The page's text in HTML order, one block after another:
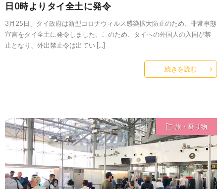
日0時よりタイ全土に発令
3月25日、タイ政府は新型コロナウィルス感染拡大防止のため、非常事態
宣言をタイ全土に発令しました。このため、タイへの外国人の入国が禁
止となり、外出禁止令は出てい […]
続きを読む
旅・乗り物